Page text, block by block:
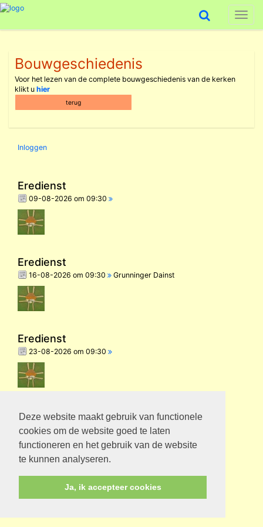
Deze website maakt gebruik van functionele
cookies om de website goed te laten
functioneren en het gebruik van de website
te kunnen analyseren.
Ja, ik accepteer cookies
Bouwgeschiedenis
Voor het lezen van de complete bouwgeschiedenis van de kerken
klikt uhier
terug
Inloggen
Eredienst
09-08-2026 om 09:30
Eredienst
16-08-2026 om 09:30 Grunninger Dainst
Eredienst
23-08-2026 om 09:30
Eredienst
30-08-2026 om 09:30